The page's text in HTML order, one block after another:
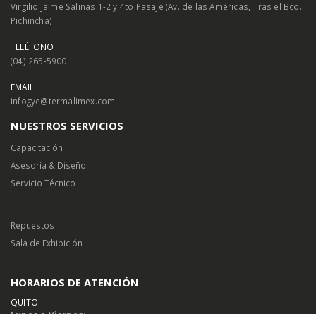
Virgilio Jaime Salinas 1-2 y 4to Pasaje (Av. de las Américas, Tras el Bco.
Pichincha)
TELÉFONO
(04) 265-5900
EMAIL
infogye@termalimex.com
NUESTROS SERVICIOS
Capacitación
Asesoría & Diseño
Servicio Técnico
Repuestos
Sala de Exhibición
HORARIOS DE ATENCIÓN
QUITO